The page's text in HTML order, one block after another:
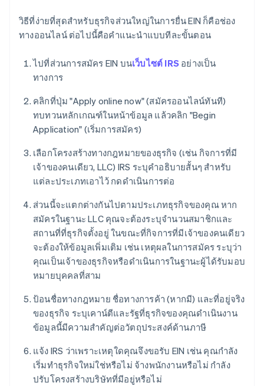
วิธีที่ง่ายที่สุดสําหรับธุรกิจส่วนใหญ่ในการยื่น EIN ก็คือช่อง
ทางออนไลน์ ต่อไปนี้คือคําแนะนําแบบทีละขั้นตอน
ไปที่ส่วนการสมัคร EIN บนเว็บไซต์ IRS อย่างเป็น
ทางการ
คลิกที่ปุ่ม "Apply online now" (สมัครออนไลน์ทันที)
ทบทวนหลักเกณฑ์ในหน้าข้อมูล แล้วคลิก "Begin
Application" (เริ่มการสมัคร)
เลือกโครงสร้างทางกฎหมายของธุรกิจ (เช่น กิจการที่มี
เจ้าของคนเดียว, LLC) IRS ระบุคำอธิบายสั้นๆ สําหรับ
แต่ละประเภทเอาไว้ กดดําเนินการต่อ
ส่วนนี้จะแตกต่างกันไปตามประเภทธุรกิจของคุณ หาก
สมัครในฐานะ LLC คุณจะต้องระบุจํานวนสมาชิกและ
สถานที่ที่ธุรกิจตั้งอยู่ ในขณะที่กิจการที่มีเจ้าของคนเดียว
จะต้องให้ข้อมูลเพิ่มเติม เช่น เหตุผลในการสมัคร ระบุว่า
คุณเป็นเจ้าของธุรกิจหรือดําเนินการในฐานะผู้ได้รับมอบ
หมายบุคคลที่สาม
ป้อนชื่อทางกฎหมาย ชื่อทางการค้า (หากมี) และที่อยู่จริง
ของธุรกิจ ระบุเคาน์ตีและรัฐที่ธุรกิจของคุณดําเนินงาน
ข้อมูลนี้มีความสําคัญต่อวัตถุประสงค์ด้านภาษี
แจ้ง IRS ว่าเพราะเหตุใดคุณจึงขอรับ EIN เช่น คุณกําลัง
เริ่มทําธุรกิจใหม่ใช่หรือไม่ จ้างพนักงานหรือไม่ กําลัง
ปรับโครงสร้างบริษัทที่มีอยู่หรือไม่